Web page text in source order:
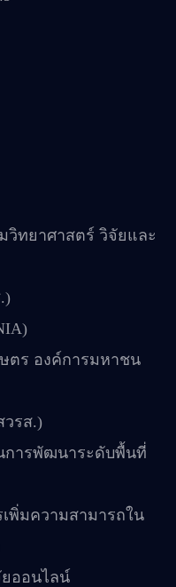
วิทยาศาสตร์ วิจัยและ
ตร องค์การมหาชน
รส.)
การพัฒนาระดับพื้นที่
พิ่มความสามารถใน
ออนไลน์